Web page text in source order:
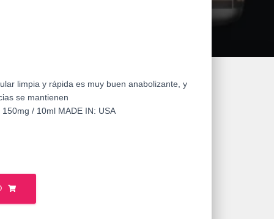
limpia y rápida es muy buen anabolizante, y
se mantienen
/ 10ml MADE IN: USA